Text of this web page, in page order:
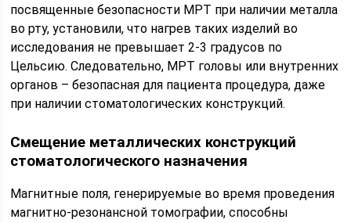
посвященные безопасности МРТ при наличии металла
во рту, установили, что нагрев таких изделий во
исследования не превышает 2-3 градусов по
Цельсию. Следовательно, МРТ головы или внутренних
органов – безопасная для пациента процедура, даже
при наличии стоматологических конструкций.
Смещение металлических конструкций
стоматологического назначения
Магнитные поля, генерируемые во время проведения
магнитно-резонансной томографии, способны